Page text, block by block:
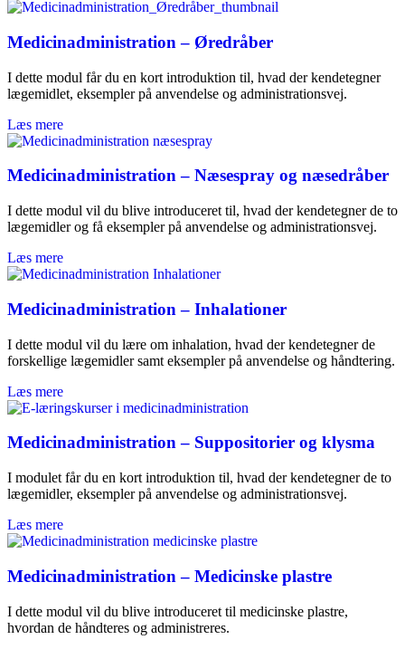
Medicinadministration – Øredråber
I dette modul får du en kort introduktion til, hvad der kendetegner
lægemidlet, eksempler på anvendelse og administrationsvej.
Læs mere
Medicinadministration – Næsespray og næsedråber
I dette modul vil du blive introduceret til, hvad der kendetegner de to
lægemidler og få eksempler på anvendelse og administrationsvej.
Læs mere
Medicinadministration – Inhalationer
I dette modul vil du lære om inhalation, hvad der kendetegner de
forskellige lægemidler samt eksempler på anvendelse og håndtering.
Læs mere
Medicinadministration – Suppositorier og klysma
I modulet får du en kort introduktion til, hvad der kendetegner de to
lægemidler, eksempler på anvendelse og administrationsvej.
Læs mere
Medicinadministration – Medicinske plastre
I dette modul vil du blive introduceret til medicinske plastre,
hvordan de håndteres og administreres.